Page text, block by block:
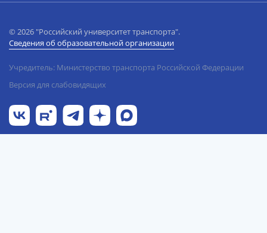
© 2026 "Российский университет транспорта".
Сведения об образовательной организации
Учредитель: Министерство транспорта Российской Федерации
Версия для слабовидящих